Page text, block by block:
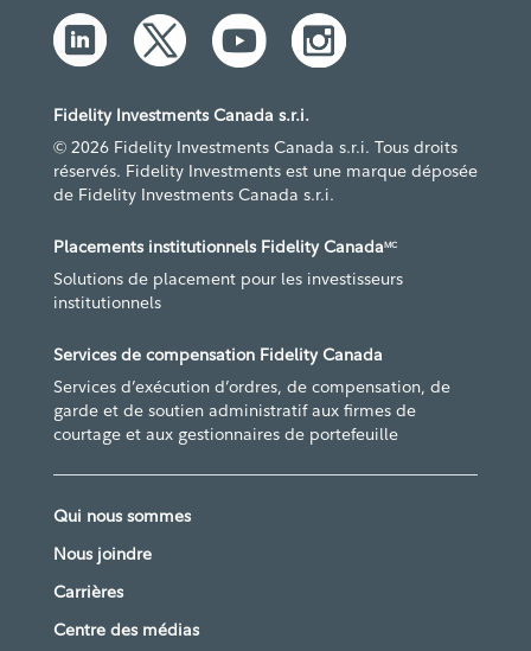
Fidelity Investments Canada s.r.i.
© 2026 Fidelity Investments Canada s.r.i. Tous droits
réservés. Fidelity Investments est une marque déposée
de Fidelity Investments Canada s.r.i.
Placements institutionnels Fidelity CanadaMC
Solutions de placement pour les investisseurs
institutionnels
Services de compensation Fidelity Canada
Services d’exécution d’ordres, de compensation, de
garde et de soutien administratif aux firmes de
courtage et aux gestionnaires de portefeuille
Qui nous sommes
Nous joindre
Carrières
Centre des médias